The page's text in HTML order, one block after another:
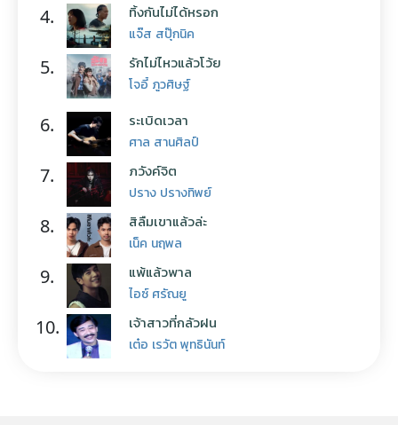
4. ทิ้งกันไม่ได้หรอก
แจ๊ส สปุ๊กนิค
5. รักไม่ไหวแล้วโว้ย
โจอี้ ภูวศิษฐ์
6. ระเบิดเวลา
ศาล สานศิลป์
7. ภวังค์จิต
ปราง ปรางทิพย์
8. สิลืมเขาแล้วล่ะ
เน็ค นฤพล
9. แพ้แล้วพาล
ไอซ์ ศรัณยู
10. เจ้าสาวที่กลัวฝน
เต๋อ เรวัต พุทธินันท์